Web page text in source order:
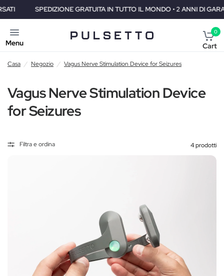
GRATUITA IN TUTTO IL MONDO • 2 ANNI DI GARANZIA • 30
Menu
0
Cart
Casa / Negozio / Vagus Nerve Stimulation Device for Seizures
Vagus Nerve Stimulation Device
for Seizures
Filtra e ordina 4 prodotti